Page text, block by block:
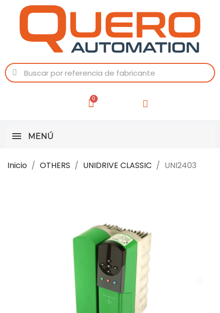
MENÚ
Inicio OTHERS UNIDRIVE CLASSIC UNI2403